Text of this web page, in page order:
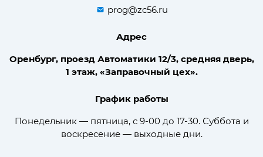
prog@zc56.ru
Адрес
Оренбург, проезд Автоматики 12/3, средняя дверь,
1 этаж, «Заправочный цех».
График работы
Понедельник — пятница, с 9-00 до 17-30. Суббота и
воскресение — выходные дни.